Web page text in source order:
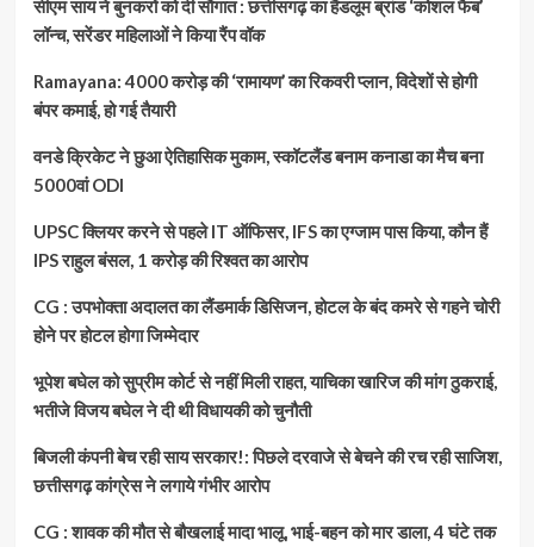
सीएम साय ने बुनकरों को दी सौगात : छत्तीसगढ़ का हैंडलूम ब्रांड ‘कोशल फैब’
लॉन्च, सरेंडर महिलाओं ने किया रैंप वॉक
Ramayana: 4000 करोड़ की ‘रामायण’ का रिकवरी प्लान, विदेशों से होगी
बंपर कमाई, हो गई तैयारी
वनडे क्रिकेट ने छुआ ऐतिहासिक मुकाम, स्कॉटलैंड बनाम कनाडा का मैच बना
5000वां ODI
UPSC क्लियर करने से पहले IT ऑफिसर, IFS का एग्जाम पास किया, कौन हैं
IPS राहुल बंसल, 1 करोड़ की रिश्वत का आरोप
CG : उपभोक्ता अदालत का लैंडमार्क डिसिजन, होटल के बंद कमरे से गहने चोरी
होने पर होटल होगा जिम्मेदार
भूपेश बघेल को सुप्रीम कोर्ट से नहीं मिली राहत, याचिका खारिज की मांग ठुकराई,
भतीजे विजय बघेल ने दी थी विधायकी को चुनौती
बिजली कंपनी बेच रही साय सरकार!: पिछले दरवाजे से बेचने की रच रही साजिश,
छत्तीसगढ़ कांग्रेस ने लगाये गंभीर आरोप
CG : शावक की मौत से बौखलाई मादा भालू, भाई-बहन को मार डाला, 4 घंटे तक